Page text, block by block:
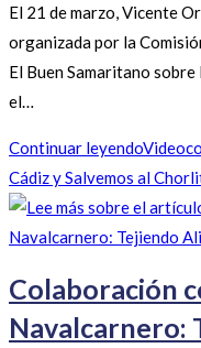
El 21 de marzo, Vicente
organizada por la
El Buen Samaritano
el…
Continuar leyendo
Cádiz y Salvemos al
Colaboración
Navalcarnero: